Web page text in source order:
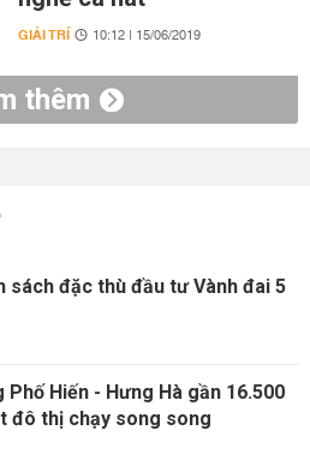
GIẢI TRÍ 10:12 | 15/06/2019
thêm
sách đặc thù đầu tư Vành đai 5
Hiến - Hưng Hà gần 16.500
đô thị chạy song song